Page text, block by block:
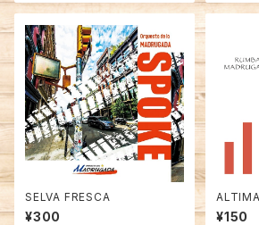
SELVA FRESCA
¥300 ¥150